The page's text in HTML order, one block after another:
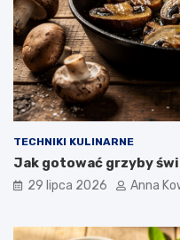
TECHNIKI KULINARNE
Jak gotować grzyby
29 lipca 2026 Anna